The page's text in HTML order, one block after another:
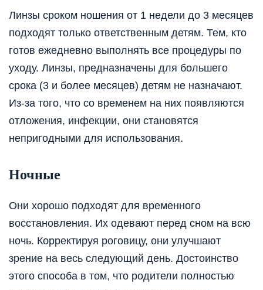
Линзы сроком ношения от 1 недели до 3 месяцев
подходят только ответственным детям. Тем, кто
готов ежедневно выполнять все процедуры по
уходу. Линзы, предназначены для большего
срока (3 и более месяцев) детям не назначают.
Из-за того, что со временем на них появляются
отложения, инфекции, они становятся
непригодными для использования.
Ночные
Они хорошо подходят для временного
восстановления. Их одевают перед сном на всю
ночь. Корректируя роговицу, они улучшают
зрение на весь следующий день. Достоинство
этого способа в том, что родители полностью